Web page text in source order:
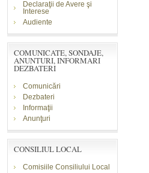
Declaraţii de Avere şi
Interese
Audiente
COMUNICATE, SONDAJE,
ANUNTURI, INFORMARI
DEZBATERI
Comunicări
Dezbateri
Informaţii
Anunţuri
CONSILIUL LOCAL
Comisiile Consiliului Local